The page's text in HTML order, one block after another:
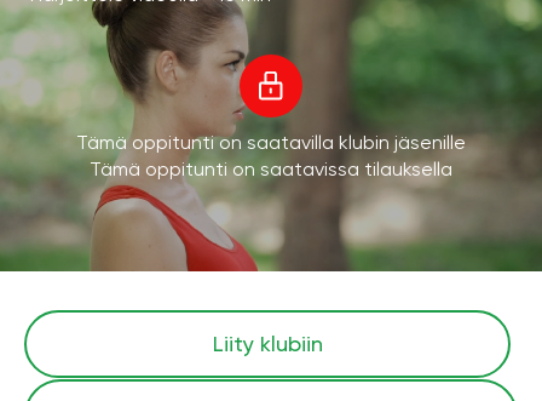
Tämä oppitunti on saatavilla klubin jäsenille
Tämä oppitunti on saatavissa tilauksella
Liity klubiin